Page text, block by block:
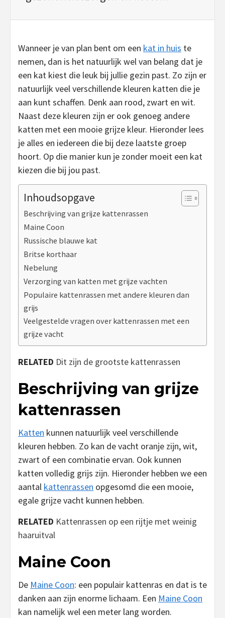
Wanneer je van plan bent om een kat in huis te
nemen, dan is het natuurlijk wel van belang dat je
een kat kiest die leuk bij jullie gezin past. Zo zijn er
natuurlijk veel verschillende kleuren katten die je
aan kunt schaffen. Denk aan rood, zwart en wit.
Naast deze kleuren zijn er ook genoeg andere
katten met een mooie grijze kleur. Hieronder lees
je alles en iedereen die bij deze laatste groep
hoort. Op die manier kun je zonder moeit een kat
kiezen die bij jou past.
Inhoudsopgave
Beschrijving van grijze kattenrassen
Maine Coon
Russische blauwe kat
Britse korthaar
Nebelung
Verzorging van katten met grijze vachten
Populaire kattenrassen met andere kleuren dan
grijs
Veelgestelde vragen over kattenrassen met een
grijze vacht
RELATED Dit zijn de grootste kattenrassen
Beschrijving van grijze
kattenrassen
Katten kunnen natuurlijk veel verschillende
kleuren hebben. Zo kan de vacht oranje zijn, wit,
zwart of een combinatie ervan. Ook kunnen
katten volledig grijs zijn. Hieronder hebben we een
aantal kattenrassen opgesomd die een mooie,
egale grijze vacht kunnen hebben.
RELATED Kattenrassen op een rijtje met weinig
haaruitval
Maine Coon
De Maine Coon: een populair kattenras en dat is te
danken aan zijn enorme lichaam. Een Maine Coon
kan namelijk wel een meter lang worden.